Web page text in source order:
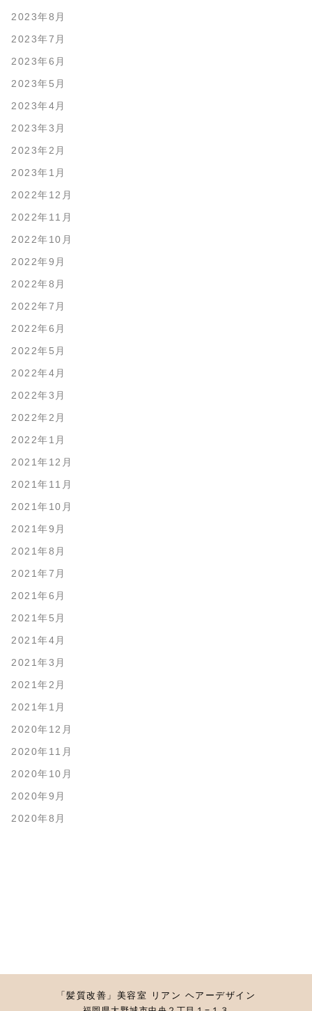
2023年8月
2023年7月
2023年6月
2023年5月
2023年4月
2023年3月
2023年2月
2023年1月
2022年12月
2022年11月
2022年10月
2022年9月
2022年8月
2022年7月
2022年6月
2022年5月
2022年4月
2022年3月
2022年2月
2022年1月
2021年12月
2021年11月
2021年10月
2021年9月
2021年8月
2021年7月
2021年6月
2021年5月
2021年4月
2021年3月
2021年2月
2021年1月
2020年12月
2020年11月
2020年10月
2020年9月
2020年8月
「髪質改善」美容室 リアン ヘアーデザイン